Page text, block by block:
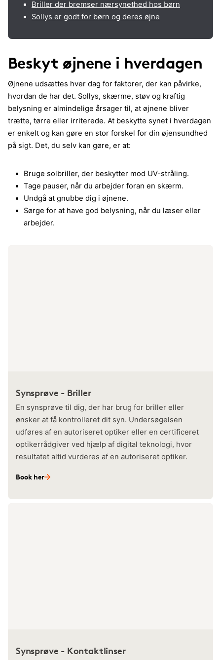
Briller der bremser nærsynethed hos børn
Sollys er godt for børn og deres øjne
Beskyt øjnene i hverdagen
Øjnene udsættes hver dag for faktorer, der kan påvirke,
hvordan de har det. Sollys, skærme, støv og kraftig
belysning er almindelige årsager til, at øjnene bliver
trætte, tørre eller irriterede. At beskytte synet i hverdagen
er enkelt og kan gøre en stor forskel for din øjensundhed
på sigt. Det, du selv kan gøre, er at:
Bruge solbriller, der beskytter mod UV-stråling.
Tage pauser, når du arbejder foran en skærm.
Undgå at gnubbe dig i øjnene.
Sørge for at have god belysning, når du læser eller
arbejder.
Synsprøve - Briller
En synsprøve til dig, der har brug for briller eller
ønsker at få kontrolleret dit syn. Undersøgelsen
udføres af en autoriseret optiker eller en certificeret
optikerrådgiver ved hjælp af digital teknologi, hvor
resultatet altid vurderes af en autoriseret optiker.
Book her
Synsprøve - Kontaktlinser